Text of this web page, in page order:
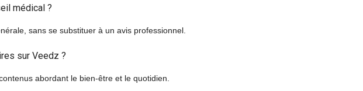
médical ?
sans se substituer à un avis professionnel.
sur Veedz ?
abordant le bien-être et le quotidien.